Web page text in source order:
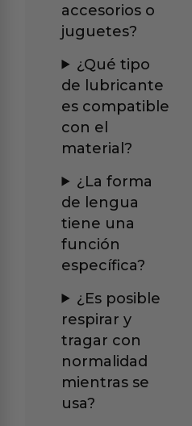
accesorios o
juguetes?
¿Qué tipo
de lubricante
es compatible
con el
material?
¿La forma
de lengua
tiene una
función
específica?
¿Es posible
respirar y
tragar con
normalidad
mientras se
usa?